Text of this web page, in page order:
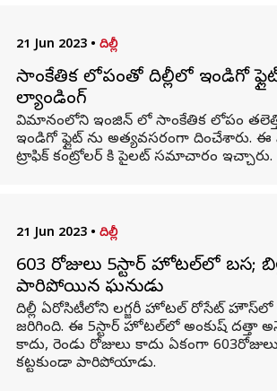
21 Jun 2023 • దిల్లీ
సాంకేతిక లోపంతో దిల్లీలో ఇండిగో
ల్యాండింగ్
విమానంలోని ఇంజిన్ లో సాంకేతిక లోపం
ఇండిగో ఫ్లైట్ ను అత్యవసరంగా దించేశారు.
ట్రాఫిక్ కంట్రోలర్ కి పైలట్ సమాచారం ఇచ్చారు.
21 Jun 2023 • దిల్లీ
603 రోజులు 5స్టార్ హోటల్‌లో బస;
పారిపోయిన ఘనుడు
దిల్లీ ఏరోసిటీలోని లగ్జరీ హోటల్ రోసేట్
జరిగింది. ఈ 5స్టార్ హోటల్‌లో అంకుష్ దత్తా అనే
కాదు, రెండు రోజులు కాదు ఏకంగా
కట్టకుండా పారిపోయాడు.